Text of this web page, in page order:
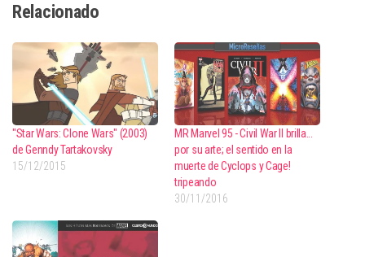
Relacionado
"Star Wars: Clone Wars" (2003)
de Genndy Tartakovsky
15/12/2015
MR Marvel 95 - Civil War II brilla...
por su arte; el sentido en la
muerte de Cyclops y Cage!
tripeando
30/11/2016